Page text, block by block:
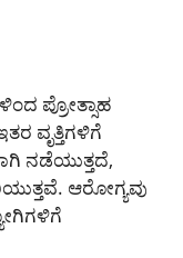
ಪ್ರೋತ್ಸಾಹ
ವೃತ್ತಿಗಳಿಗೆ
ನಡೆಯುತ್ತದೆ,
ಆರೋಗ್ಯವು